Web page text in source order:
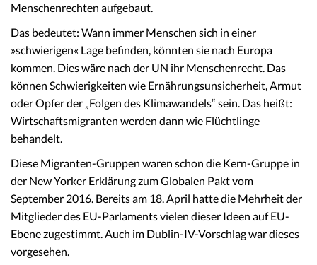
Menschenrechten aufgebaut.
Das bedeutet: Wann immer Menschen sich in einer
»schwierigen« Lage befinden, könnten sie nach Europa
kommen. Dies wäre nach der UN ihr Menschenrecht. Das
können Schwierigkeiten wie Ernährungsunsicherheit, Armut
oder Opfer der „Folgen des Klimawandels“ sein. Das heißt:
Wirtschaftsmigranten werden dann wie Flüchtlinge
behandelt.
Diese Migranten-Gruppen waren schon die Kern-Gruppe in
der New Yorker Erklärung zum Globalen Pakt vom
September 2016. Bereits am 18. April hatte die Mehrheit der
Mitglieder des EU-Parlaments vielen dieser Ideen auf EU-
Ebene zugestimmt. Auch im Dublin-IV-Vorschlag war dieses
vorgesehen.